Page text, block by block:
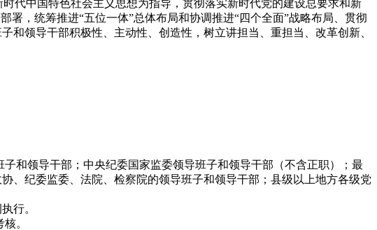
中国特色社会主义思想为指导，贯彻落实新时代党的建设总要求和新
，统筹推进“五位一体”总体布局和协调推进“四个全面”战略布局、贯彻
领导干部积极性、主动性、创造性，树立讲担当、重担当、改革创新、
领导干部；中央纪委国家监委领导班子和领导干部（不含正职）；最
、纪委监委、法院、检察院的领导班子和领导干部；县级以上地方各级党
行。
。